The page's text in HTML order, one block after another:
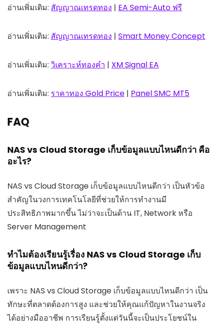
อ่านเพิ่มเติม: สัญญาณเทรดทอง | EA Semi-Auto ฟรี
อ่านเพิ่มเติม: สัญญาณเทรดทอง | Smart Money Concept
อ่านเพิ่มเติม: วิเคราะห์ทองคำ | XM Signal EA
อ่านเพิ่มเติม: ราคาทอง Gold Price | Panel SMC MT5
FAQ
NAS vs Cloud Storage เก็บข้อมูลแบบไหนดีกว่า คือ
อะไร?
NAS vs Cloud Storage เก็บข้อมูลแบบไหนดีกว่า เป็นหัวข้อ
สำคัญในวงการเทคโนโลยีที่ช่วยให้การทำงานมี
ประสิทธิภาพมากขึ้น ไม่ว่าจะเป็นด้าน IT, Network หรือ
Server Management
ทำไมต้องเรียนรู้เรื่อง NAS vs Cloud Storage เก็บ
ข้อมูลแบบไหนดีกว่า?
เพราะ NAS vs Cloud Storage เก็บข้อมูลแบบไหนดีกว่า เป็น
ทักษะที่ตลาดต้องการสูง และช่วยให้คุณแก้ปัญหาในงานจริง
ได้อย่างมืออาชีพ การเรียนรู้ตั้งแต่วันนี้จะเป็นประโยชน์ใน